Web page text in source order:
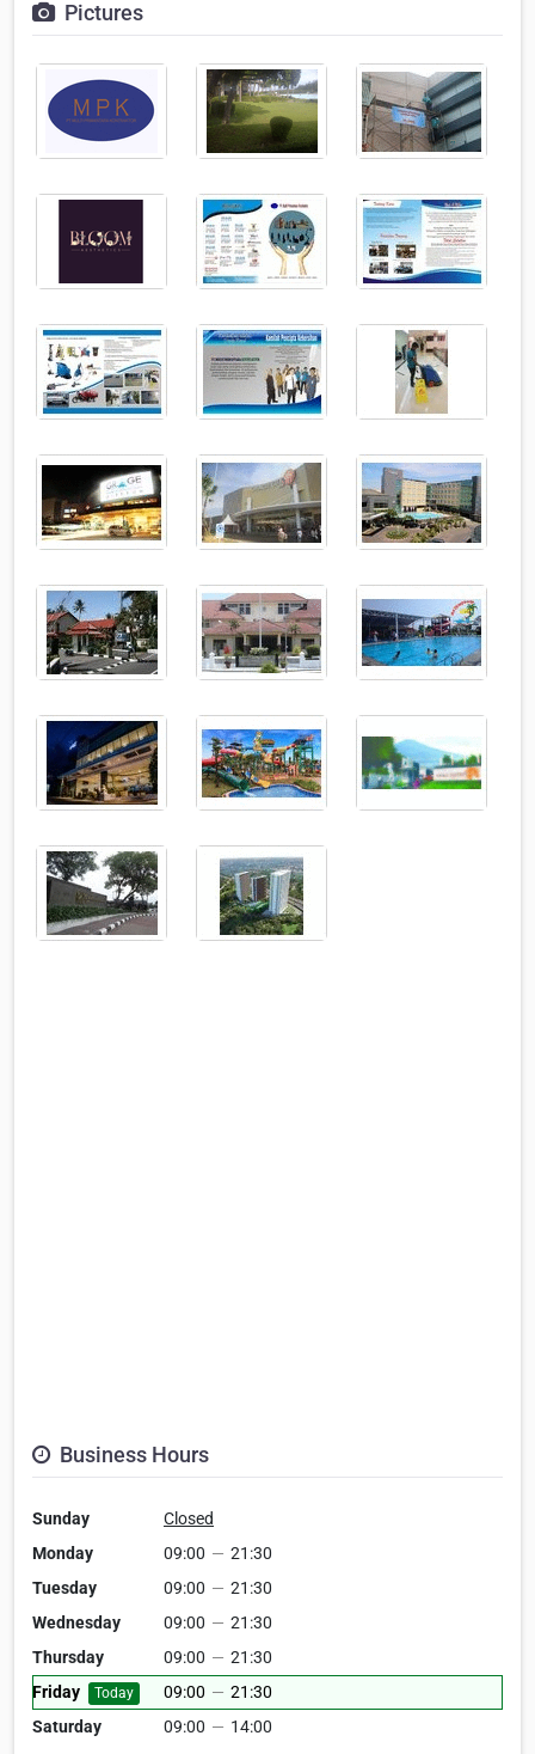
Pictures
Business Hours
Sunday
Closed
Monday
09:00 — 21:30
Tuesday
09:00 — 21:30
Wednesday
09:00 — 21:30
Thursday
09:00 — 21:30
Friday
Today 09:00 — 21:30
Saturday
09:00 — 14:00